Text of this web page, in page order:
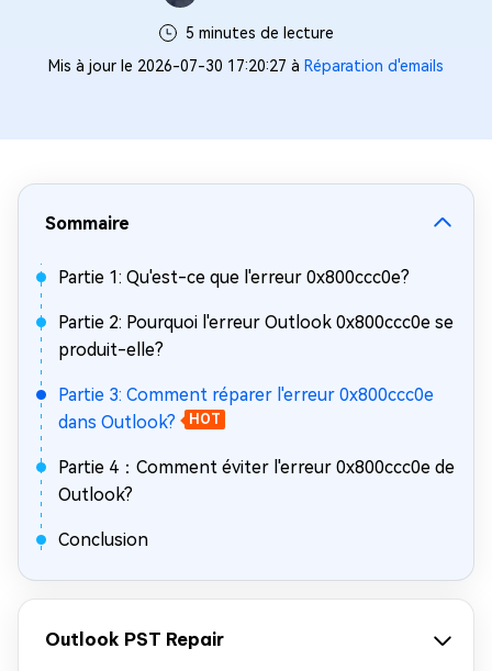
5 minutes de lecture
Mis à jour le 2026-07-30 17:20:27 à Réparation d'emails
Sommaire
Partie 1: Qu'est-ce que l'erreur 0x800ccc0e?
Partie 2: Pourquoi l'erreur Outlook 0x800ccc0e se
produit-elle?
Partie 3: Comment réparer l'erreur 0x800ccc0e
dans Outlook?
HOT
Partie 4：Comment éviter l'erreur 0x800ccc0e de
Outlook?
Conclusion
Outlook PST Repair